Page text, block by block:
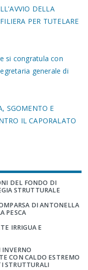
DELLA
PER TUTELARE
si congratula con
generale di
SGOMENTO E
IL CAPORALATO
DEL FONDO DI
STRUTTURALE
DI ANTONELLA
PESCA
IRRIGUA E
INVERNO
CON CALDO ESTREMO
STRUTTURALI